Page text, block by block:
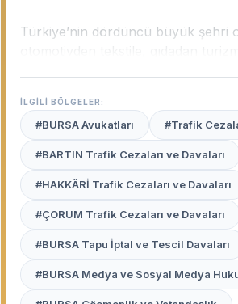
Türkiye’nin dördüncü büyük şehri
karmaşık iş hukuku
mülkiyet davalarına, kentsel
uyuşmazlıklarından aile hukukuna
sahada yüksek uzmanlık gerektirir.
avukatları, sanayi bölgelerinin
yerel ticaret teamüllerini ve Bursa
mülhakat ilçelerindeki (İnegöl,
iyi bilen profesyonellerdir.
Avukat Buradaplatformu,
Osmangazi’den Yıldırım’a kadar
İLGİLİ BÖLGELER:
#BURSA Avukatları #Trafik
#BARTIN Trafik Cezaları ve Davaları
#HAKKÂRİ Trafik Cezaları ve Davaları
#ÇORUM Trafik Cezaları ve Davaları
#BURSA Tapu İptal ve Tescil Davaları
#BURSA Medya ve Sosyal Medya